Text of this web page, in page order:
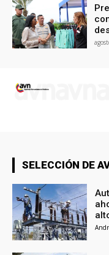
SELECCIÓN DE